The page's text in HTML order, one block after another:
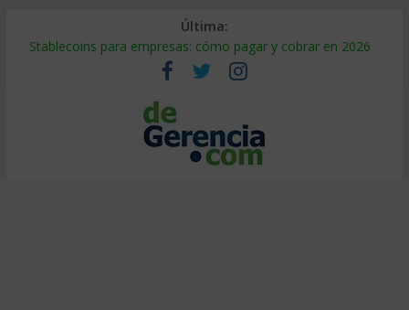
Última:
Stablecoins para empresas: cómo pagar y cobrar en 2026
Despido silencioso: qué es y por qué sale tan caro
IA en selección de personal: cómo auditarla a tiempo
Trabajo forzoso en la cadena de suministro: qué hacer
Mercado hispano de EE. UU.: cómo segmentarlo y venderle